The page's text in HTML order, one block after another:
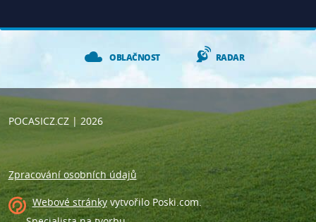
OBLAČNOST RADAR
POCASICZ.CZ| 2026
Zpracování osobních údajů
Webové stránkyvytvořilo Poski.com.